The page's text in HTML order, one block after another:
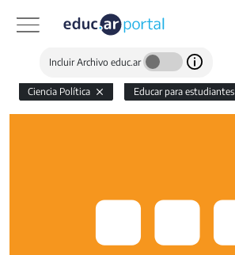
Incluir Archivo educ.ar
Ciencia Política Educar para estudiantes